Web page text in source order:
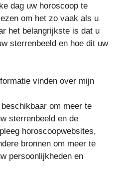
dag uw horoscoop te
om het zo vaak als u
het belangrijkste is dat u
sterrenbeeld en hoe dit uw
vinden over mijn
om meer te
sterrenbeeld en de
horoscoopwebsites,
bronnen om meer te
persoonlijkheden en